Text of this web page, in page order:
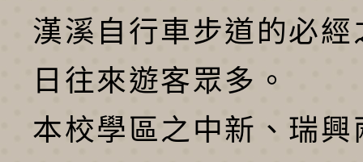
漢溪自行車步道的必經
日往來遊客眾多。
本校學區之中新、瑞興